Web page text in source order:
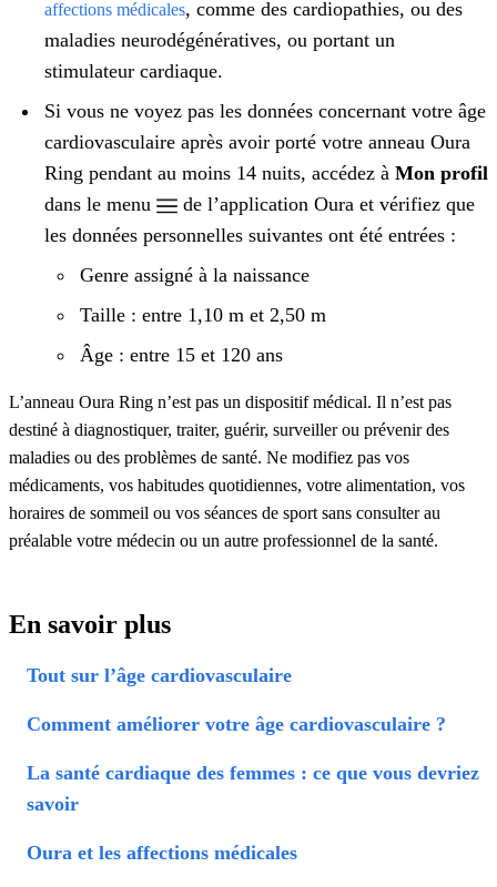
affections médicales, comme des cardiopathies, ou des
maladies neurodégénératives, ou portant un
stimulateur cardiaque.
Si vous ne voyez pas les données concernant votre âge
cardiovasculaire après avoir porté votre anneau Oura
Ring pendant au moins 14 nuits, accédez à Mon profil
dans le menu
de l’application Oura et vérifiez que
les données personnelles suivantes ont été entrées :
Genre assigné à la naissance
Taille : entre 1,10 m et 2,50 m
Âge : entre 15 et 120 ans
L’anneau Oura Ring n’est pas un dispositif médical. Il n’est pas
destiné à diagnostiquer, traiter, guérir, surveiller ou prévenir des
maladies ou des problèmes de santé. Ne modifiez pas vos
médicaments, vos habitudes quotidiennes, votre alimentation, vos
horaires de sommeil ou vos séances de sport sans consulter au
préalable votre médecin ou un autre professionnel de la santé.
En savoir plus
Tout sur l’âge cardiovasculaire
Comment améliorer votre âge cardiovasculaire ?
La santé cardiaque des femmes : ce que vous devriez
savoir
Oura et les affections médicales